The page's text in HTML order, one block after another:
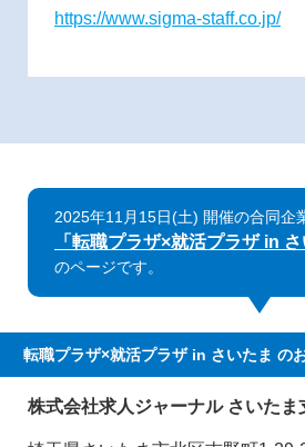
https://www.sigma-staff.co.jp/
2025年11月15日(土) 開催の合同企
「転職プラザ×就活プラザ in さ
のページです。
転職プラザ×就活プラザ in さいたま の
株式会社求人ジャーナル さいたま